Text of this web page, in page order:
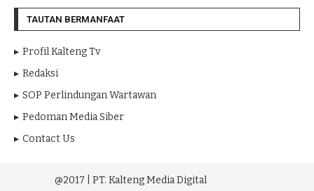
TAUTAN BERMANFAAT
Profil Kalteng Tv
Redaksi
SOP Perlindungan Wartawan
Pedoman Media Siber
Contact Us
@2017 | PT. Kalteng Media Digital